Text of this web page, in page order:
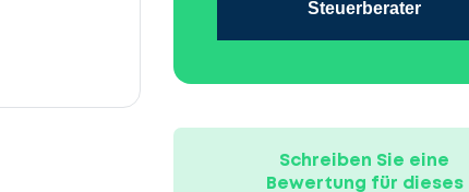
Steuerberater
Schreiben Sie eine
Bewertung für dieses